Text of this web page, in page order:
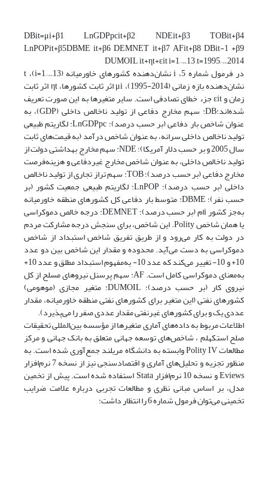
DBit=μi+β1 LnGDPpcit+β2 NDEit+β3 TOBit+β4
LnPOPit+β5DBME it+β6 DEMNET it+β7 AFit+β8 DBit-1 +β9
DUMOIL it+ηt+εit i=1,…,13 ,t=1995,…,2014
در فرمول شماره 5، i نشان‌دهنده کشورهای خاورمیانه (i=1,…,13)، t
نشان‌دهنده بازه زمانی (2014-1995)، μi اثر ثابت کشورها، ηt اثر ثابت
زمان و εit جزء خطای تصادفی است. سایر متغیرها به این صورت تعریف
شده‌اند:DB: سهم مخارج دفاعی از تولید ناخالص داخلی (GDP)، به
عنوان شاخص بار دفاعی (بر حسب درصد)؛ LnGDPpc: لگاریتم طبیعی
تولید ناخالص داخلی سرانه، به عنوان شاخص درآمد (به قیمت‌های ثابت
سال 2005 و بر حسب دلار آمریکا)؛ NDE: سهم مخارج بهداشتی دولت از
تولید ناخالص داخلی، به عنوان شاخص مخارج غیردفاعی و هزینه‌فرصت
مخارج دفاعی (بر حسب درصد)؛ TOB: سهم تراز تجاری از تولید ناخالص
داخلی (بر حسب درصد)؛ LnPOP: لگاریتم طبیعی جمعیت کشور (بر
حسب نفر)؛ DBME: متوسط بار دفاعی کل کشورهای منطقه خاورمیانه
به‌جز کشور iام (بر حسب درصد)؛ DEMNET: درجه خالص دموکراسی
یا همان شاخص Polity. این شاخص، برای سنجش درجه مشارکت مردم
در دولت‌ به کار می‌رود و از طریق تفریق شاخص استبداد از شاخص
دموکراسی به دست می‌آید. محدوده و مقدار این شاخص بین دو عدد
10+ و 10- تغییر می‌کند که عدد 10- به‌مفهوم استبداد مطلق و عدد 10+
به‌معنای دموکراسی کامل است. AF: سهم پرسنل نیروهای مسلح از کل
نیروی کار (بر حسب درصد)؛ DUMOIL: متغیر مجازی (موهومی)
کشورهای نفتی (این متغیر برای کشورهای نفتی منطقه خاورمیانه، مقدار
عددی یک و برای کشورهای غیرنفتی مقدار عددی صفر را می‌پذیرد).
اطلاعات مربوط به داده‌های آماری متغیرها از مؤسسه بین‌المللی تحقیقات
صلح استکهلم ، شاخص‌های توسعه جهانی متعلق به بانک جهانی و مرکز
مطالعات Polity IV وابسته به دانشگاه مریلند جمع‌آوری شده است. به
منظور تجزیه و تحلیل‌های آماری و اقتصادسنجی نیز از نسخه 7 نرم‌افزار
Eviews و نسخه 10 نرم‌افزار Stata استفاده شده است. پیش از تخمین
مدل، بر اساس مبانی نظری و مطالعات تجربی درباره علامت ضرایب
تخمینی می‌توان فرمول شماره 6 را انتظار داشت: